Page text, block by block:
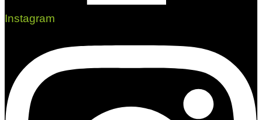
Instagram